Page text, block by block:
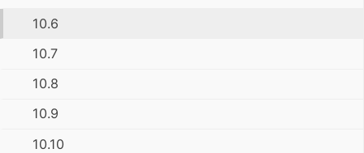
10.6
10.7
10.8
10.9
10.10